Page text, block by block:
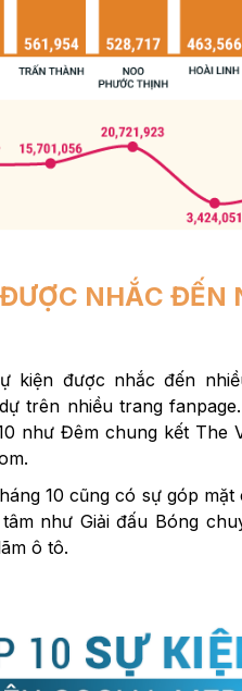
NHẮC ĐẾN
kiện được nhắc đến
trên nhiều trang
như Đêm chung kết The
10 cũng có sự góp
như Giải đấu Bóng
ô tô.